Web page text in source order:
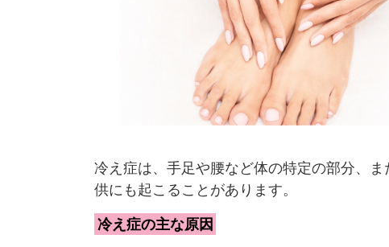
冷え症は、手足や腰など体の特定の部分、
供にも起こることがあります。
冷え症の主な原因